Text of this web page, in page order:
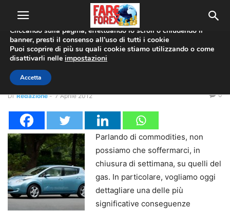
Home Economia
Economia
Prezzi gas in rialzo
Di Redazione - 7 Aprile 2012 0
Parlando di commodities, non
possiamo che soffermarci, in
chiusura di settimana, su quelli del
gas. In particolare, vogliamo oggi
dettagliare una delle più
significative conseguenze
Utilizziamo i cookie per offrirti la migliore esperienza sul nostro
sito web.
Cliccando sulla pagina, effettuando lo scroll o chiudendo il
banner, presti il consenso all’uso di tutti i cookie
Puoi scoprire di più su quali cookie stiamo utilizzando o come
disattivarli nelle impostazioni
Accetta